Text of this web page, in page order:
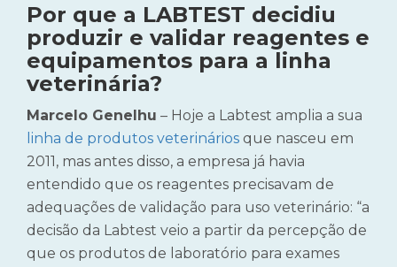
Por que a LABTEST decidiu
produzir e validar reagentes e
equipamentos para a linha
veterinária?
Marcelo Genelhu – Hoje a Labtest amplia a sua
linha de produtos veterinários que nasceu em
2011, mas antes disso, a empresa já havia
entendido que os reagentes precisavam de
adequações de validação para uso veterinário: “a
decisão da Labtest veio a partir da percepção de
que os produtos de laboratório para exames